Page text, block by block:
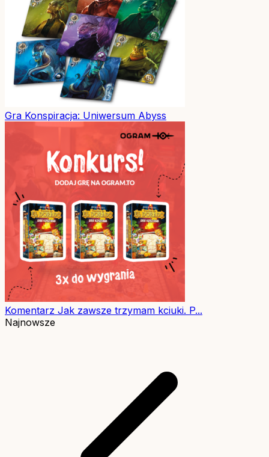
Gra Konspiracja: Uniwersum Abyss
Komentarz Jak zawsze trzymam kciuki. P...
Najnowsze